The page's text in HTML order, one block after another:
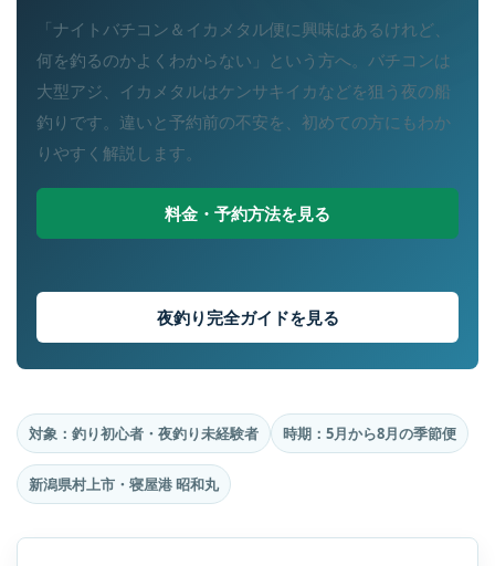
「ナイトバチコン＆イカメタル便に興味はあるけれど、
何を釣るのかよくわからない」という方へ。バチコンは
大型アジ、イカメタルはケンサキイカなどを狙う夜の船
釣りです。違いと予約前の不安を、初めての方にもわか
りやすく解説します。
料金・予約方法を見る
夜釣り完全ガイドを見る
対象：釣り初心者・夜釣り未経験者 時期：5月から8月の季節便
新潟県村上市・寝屋港 昭和丸